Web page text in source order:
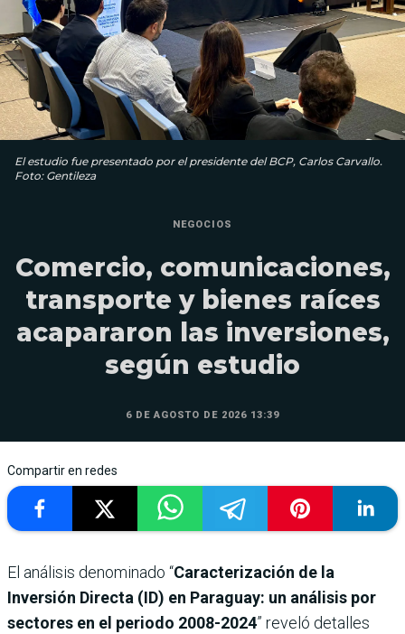
El estudio fue presentado por el presidente del BCP, Carlos Carvallo.
Foto: Gentileza
NEGOCIOS
Comercio, comunicaciones,
transporte y bienes raíces
acapararon las inversiones,
según estudio
6 DE AGOSTO DE 2026 13:39
Compartir en redes
El análisis denominado “Caracterización de la
Inversión Directa (ID) en Paraguay: un análisis por
sectores en el periodo 2008-2024” reveló detalles